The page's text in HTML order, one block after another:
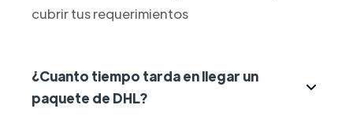
cubrir tus requerimientos
¿Cuanto tiempo tarda en llegar un
paquete de DHL?